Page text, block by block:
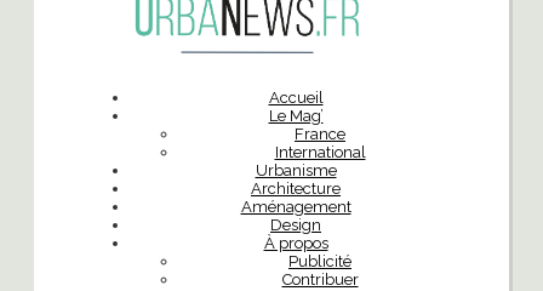
Accueil
Le Mag’
France
International
Urbanisme
Architecture
Aménagement
Design
À propos
Publicité
Contribuer